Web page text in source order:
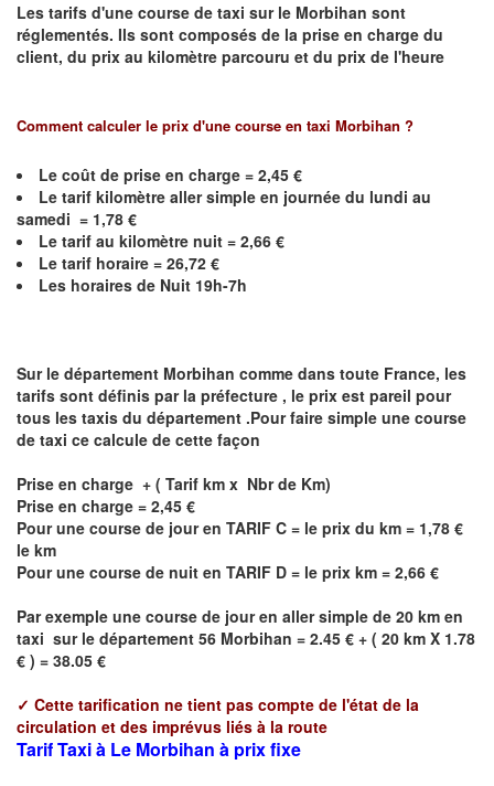
Les tarifs d'une course de taxi sur le Morbihan sont
réglementés. Ils sont composés de la prise en charge du
client, du prix au kilomètre parcouru et du prix de l'heure
Comment calculer le prix d'une course en taxi Morbihan ?
Le coût de prise en charge = 2,45 €
Le tarif kilomètre aller simple en journée du lundi au
samedi = 1,78 €
Le tarif au kilomètre nuit = 2,66 €
Le tarif horaire = 26,72 €
Les horaires de Nuit 19h-7h
Sur le département Morbihan comme dans toute France, les
tarifs sont définis par la préfecture , le prix est pareil pour
tous les taxis du département .Pour faire simple une course
de taxi ce calcule de cette façon
Prise en charge + ( Tarif km x Nbr de Km)
Prise en charge = 2,45 €
Pour une course de jour en TARIF C = le prix du km = 1,78 €
le km
Pour une course de nuit en TARIF D = le prix km = 2,66 €
Par exemple une course de jour en aller simple de 20 km en
taxi sur le département 56 Morbihan = 2.45 € + ( 20 km X 1.78
€ ) = 38.05 €
✓ Cette tarification ne tient pas compte de l'état de la
circulation et des imprévus liés à la route
Tarif Taxi à Le Morbihan à prix fixe